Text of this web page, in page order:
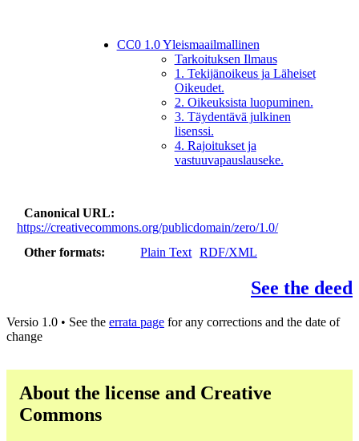
CC0 1.0 Yleismaailmallinen
Tarkoituksen Ilmaus
1. Tekijänoikeus ja Läheiset
Oikeudet.
2. Oikeuksista luopuminen.
3. Täydentävä julkinen
lisenssi.
4. Rajoitukset ja
vastuuvapauslauseke.
Canonical URL
https://creativecommons.org/publicdomain/zero/1.0/
Other formats
Plain Text RDF/XML
See the deed
Versio 1.0 • See the errata page for any corrections and the date of
change
About the license and Creative
Commons